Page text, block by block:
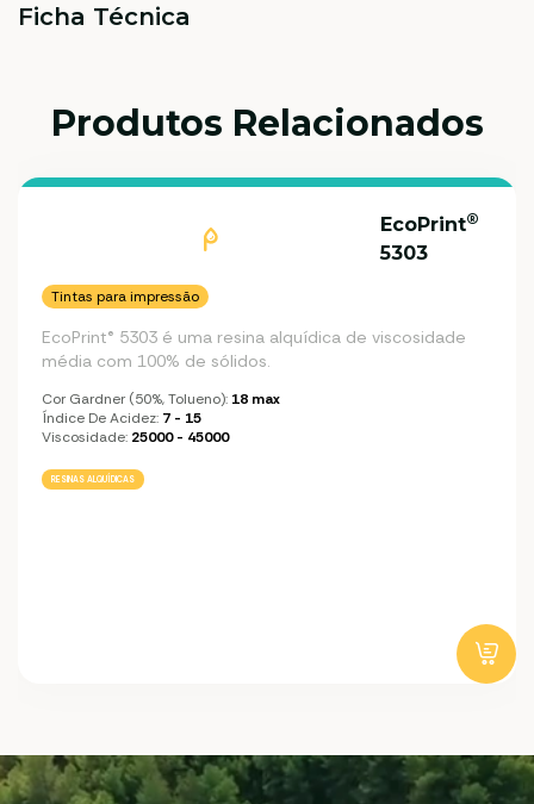
Ficha Técnica
Produtos Relacionados
EcoPrint®
5303
Tintas para impressão
EcoPrint® 5303 é uma resina alquídica de viscosidade
média com 100% de sólidos.
Cor Gardner (50%, Tolueno): 18 max
Índice De Acidez: 7 - 15
Viscosidade: 25000 - 45000
RESINAS ALQUÍDICAS